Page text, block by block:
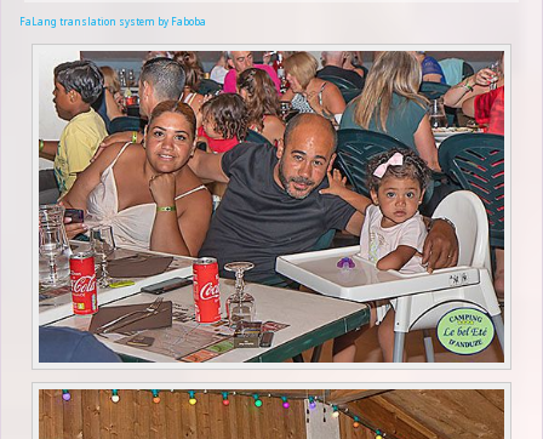
FaLang translation system by Faboba